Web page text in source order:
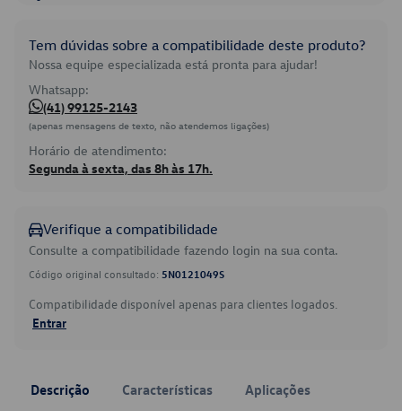
Tem dúvidas sobre a compatibilidade deste produto?
Nossa equipe especializada está pronta para ajudar!
Whatsapp:
(41) 99125-2143
(apenas mensagens de texto, não atendemos ligações)
Horário de atendimento:
Segunda à sexta, das 8h às 17h.
Verifique a compatibilidade
Consulte a compatibilidade fazendo login na sua conta.
Código original consultado: 5N0121049S
Compatibilidade disponível apenas para clientes logados.
Entrar
Descrição Características Aplicações